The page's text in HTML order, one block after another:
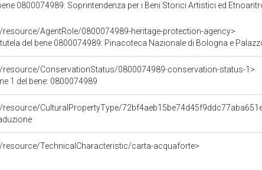
0800074989: Soprintendenza per i Beni Storici Artistici ed
AgentRole/0800074989-heritage-protection-agency>
del bene 0800074989: Pinacoteca Nazionale di Bologna e
ConservationStatus/0800074989-conservation-status-1>
1 del bene: 0800074989
CulturalPropertyType/
TechnicalCharacteristic/carta-acquaforte>